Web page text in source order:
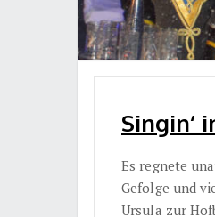
Singin‘
Es regnete
Gefolge und
Ursula zur